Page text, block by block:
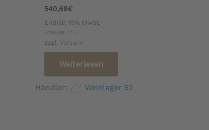
540,68€
Enthält 19% MwSt.
( 706,49€ / 1 L)
zzgl. Versand
Weiterlesen
Händler: Weinlager 52